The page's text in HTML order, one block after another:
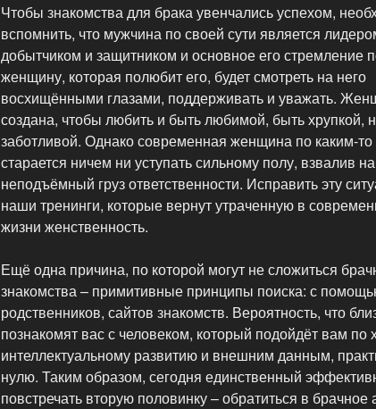
Чтобы знакомства для брака увенчались успехом,
вспомнить, что мужчина по своей сути является
добытчиком и защитником и основное его стремление
женщину, которая полюбит его, будет смотреть на него
восхищёнными глазами, поддерживать и уважать.
создана, чтобы любить и быть любимой, быть хрупкой,
заботливой. Однако современная женщина по каким-
старается ничем ни уступать сильному полу, взвалив
неподъёмный груз ответственности. Исправить эту
наши тренинги, которые вернут утраченную в
жизни женственность.
Ещё одна причина, по которой могут не сложиться
знакомства – примитивные принципы поиска: с
родственников, сайтов знакомств. Вероятность, что
познакомят вас с человеком, который подойдёт вам по
интеллектуальному развитию и внешним данным,
нулю. Таким образом, сегодня единственный
повстречать вторую половинку – обратиться в брачное